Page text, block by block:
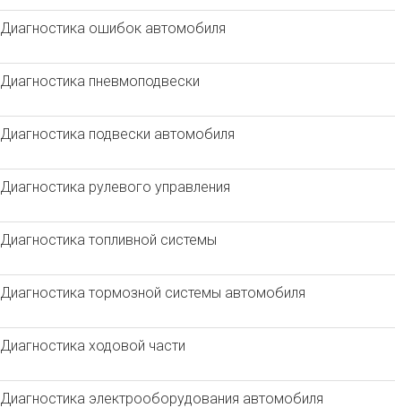
Диагностика ошибок автомобиля
Диагностика пневмоподвески
Диагностика подвески автомобиля
Диагностика рулевого управления
Диагностика топливной системы
Диагностика тормозной системы автомобиля
Диагностика ходовой части
Диагностика электрооборудования автомобиля